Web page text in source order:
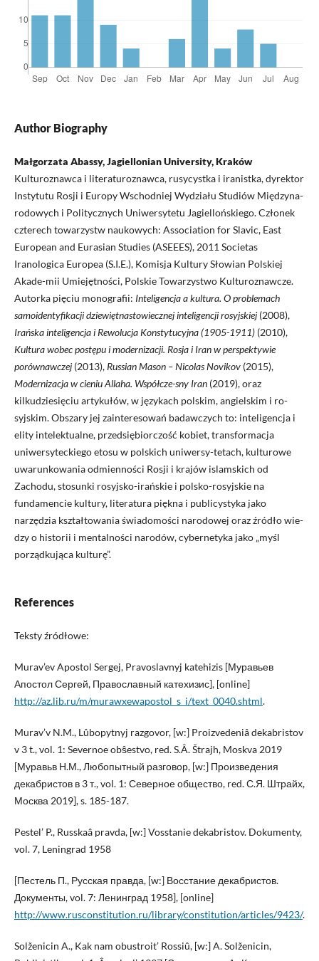
Author Biography
Małgorzata Abassy, Jagiellonian University, Kraków
Kulturoznawca i literaturoznawca, rusycystka i iranistka, dyrektor
Instytutu Rosji i Europy Wschodniej Wydziału Studiów Międzyna-
rodowych i Politycznych Uniwersytetu Jagiellońskiego. Członek
czterech towarzystw naukowych: Association for Slavic, East
European and Eurasian Studies (ASEEES), 2011 Societas
Iranologica Europea (S.I.E.), Komisja Kultury Słowian Polskiej
Akade-mii Umiejętności, Polskie Towarzystwo Kulturoznawcze.
Autorka pięciu monografii: Inteligencja a kultura. O problemach
samoidentyfikacji dziewiętnastowiecznej inteligencji rosyjskiej(2008),
Irańska inteligencja i Rewolucja Konstytucyjna (1905-1911)(2010),
Kultura wobec postępu i modernizacji. Rosja i Iran w perspektywie
porównawczej(2013), Russian Mason – Nicolas Novikov(2015),
Modernizacja w cieniu Allaha. Współcze-sny Iran(2019), oraz
kilkudziesięciu artykułów, w językach polskim, angielskim i ro-
syjskim. Obszary jej zainteresowań badawczych to: inteligencja i
elity intelektualne, przedsiębiorczość kobiet, transformacja
uniwersyteckiego etosu w polskich uniwersy-tetach, kulturowe
uwarunkowania odmienności Rosji i krajów islamskich od
Zachodu, stosunki rosyjsko-irańskie i polsko-rosyjskie na
fundamencie kultury, literatura piękna i publicystyka jako
narzędzia kształtowania świadomości narodowej oraz źródło wie-
dzy o historii i mentalności narodów, cybernetyka jako „myśl
porządkująca kulturę”.
References
Teksty źródłowe:
Murav’ev Apostol Sergej, Pravoslavnyj katehizis [Муравьев
Апостол Сергей, Православный катехизис], [online]
http://az.lib.ru/m/murawxewapostol_s_i/text_0040.shtml.
Murav’v N.M., Lûbopytnyj razgovor, [w:] Proizvedeniâ dekabristov
v 3 t., vol. 1: Severnoe obŝestvo, red. S.Â. Štrajh, Moskva 2019
[Муравьв Н.М., Любопытный разговор, [w:] Произведения
декабристов в 3 т., vol. 1: Северное общество, red. С.Я. Штрайх,
Москва 2019], s. 185-187.
Pestel’ P., Russkaâ pravda, [w:] Vosstanie dekabristov. Dokumenty,
vol. 7, Leningrad 1958
[Пестель П., Русская правда, [w:] Восстание декабристов.
Документы, vol. 7: Ленинград 1958], [online]
http://www.rusconstitution.ru/library/constitution/articles/9423/.
Solženicin A., Kak nam obustroit’ Rossiû, [w:] A. Solženicin,